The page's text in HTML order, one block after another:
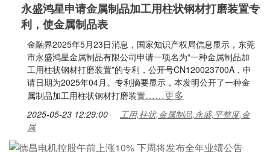
永盛鸿星申请金属制品加工用柱状钢材打磨装置专
利，使金属制品表
金融界2025年5月23日消息，国家知识产权局信息显示，东莞
市永盛鸿星金属制品有限公司申请一项名为“一种金属制品加
工用柱状钢材打磨装置”的专利，公开号CN120023700A，申
请日期为2025年04月。专利摘要显示，本发明公开了一种金
属制品加工用柱状钢材打磨装置……更多
2025-05-23 12:29:00
工用,柱状,金属制品,永盛,平整度,金
属